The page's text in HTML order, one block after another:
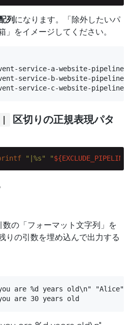
列 になります。「除外したいパ
」をイメージしてください。
service-a-website-pipeline"
service-b-website-pipeline"
service-c-website-pipeline"
区切りの正規表現パタ
"|%s" "
の「フォーマット文字列」を
りの引数を埋め込んで出力する
are %d years old\n" "Alice"
are 30 years old